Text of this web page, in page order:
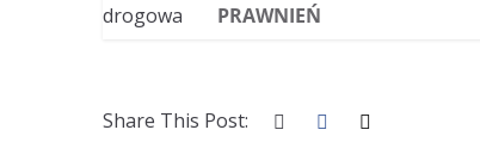
PRAWNIEŃ
Share This Post: